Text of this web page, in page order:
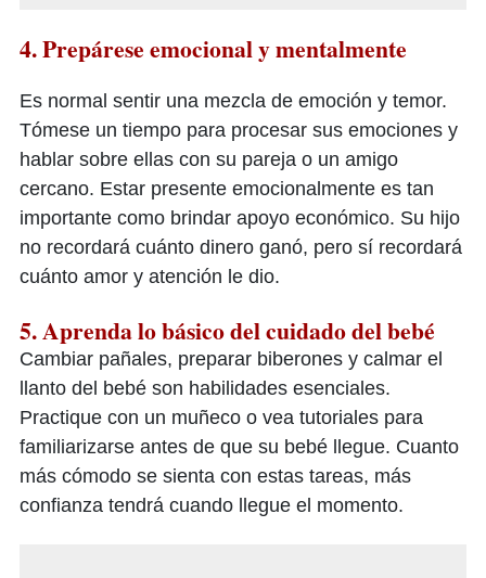
4. Prepárese emocional y mentalmente
Es normal sentir una mezcla de emoción y temor.
Tómese un tiempo para procesar sus emociones y
hablar sobre ellas con su pareja o un amigo
cercano. Estar presente emocionalmente es tan
importante como brindar apoyo económico. Su hijo
no recordará cuánto dinero ganó, pero sí recordará
cuánto amor y atención le dio.
5. Aprenda lo básico del cuidado del bebé
Cambiar pañales, preparar biberones y calmar el
llanto del bebé son habilidades esenciales.
Practique con un muñeco o vea tutoriales para
familiarizarse antes de que su bebé llegue. Cuanto
más cómodo se sienta con estas tareas, más
confianza tendrá cuando llegue el momento.